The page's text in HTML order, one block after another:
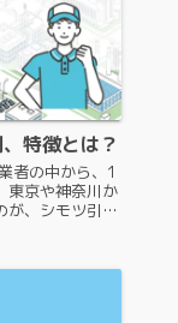
特徴とは？
者の中から、1
東京や神奈川か
が、シモツ引越